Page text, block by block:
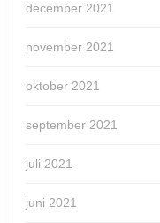
december 2021
november 2021
oktober 2021
september 2021
juli 2021
juni 2021